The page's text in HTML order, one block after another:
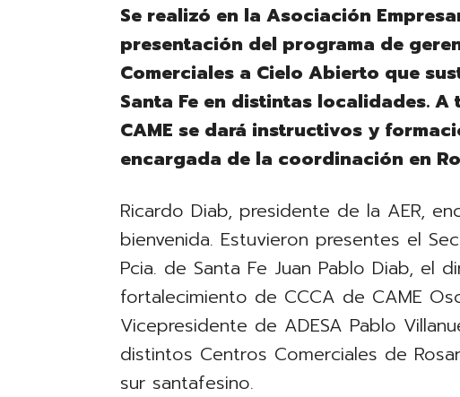
Se realizó en la Asociación
presentación del programa de
Comerciales a Cielo Abierto que
Santa Fe en distintas localidades.
CAME se dará instructivos y
encargada de la coordinación en
Ricardo Diab, presidente de la AER,
bienvenida. Estuvieron presentes el
Pcia. de Santa Fe Juan Pablo Diab, el
fortalecimiento de CCCA de CAME
Vicepresidente de ADESA Pablo
distintos Centros Comerciales de
sur santafesino.